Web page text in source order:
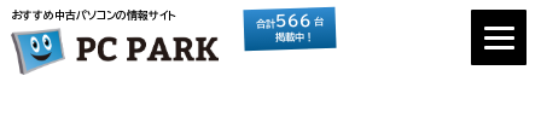
おすすめ中古パソコンの情報サイト
合計566 台
掲載中！